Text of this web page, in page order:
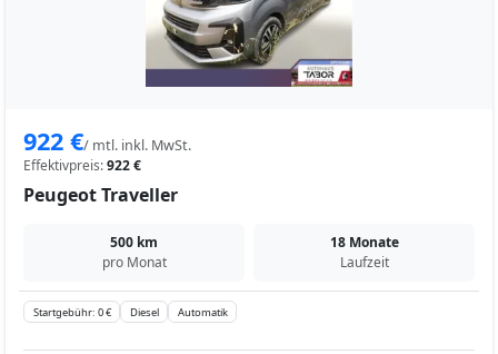
922 €/ mtl. inkl. MwSt.
Effektivpreis:922 €
Peugeot Traveller
500 km
pro Monat
18 Monate
Laufzeit
Startgebühr: 0 € Diesel Automatik